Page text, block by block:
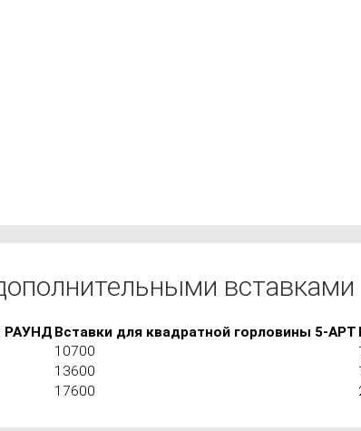
вставками
РАУНД Вставки для квадратной горловины 5-АРТ
10700
13600
17600